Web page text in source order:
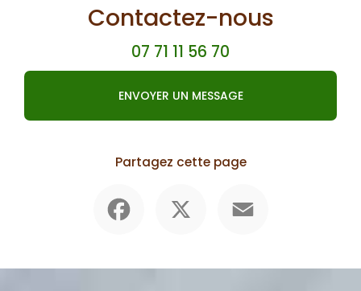
Contactez-nous
07 71 11 56 70
ENVOYER UN MESSAGE
Partagez cette page